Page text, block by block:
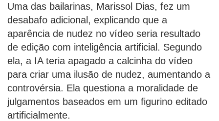
Uma das bailarinas, Marissol Dias, fez um
desabafo adicional, explicando que a
aparência de nudez no vídeo seria resultado
de edição com inteligência artificial. Segundo
ela, a IA teria apagado a calcinha do vídeo
para criar uma ilusão de nudez, aumentando a
controvérsia. Ela questiona a moralidade de
julgamentos baseados em um figurino editado
artificialmente.